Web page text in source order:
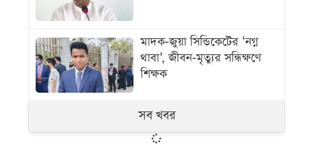
মাদক-জুয়া সিন্ডিকেটের ‘নগ্ন
থাবা’, জীবন-মৃত্যুর সন্ধিক্ষণে
শিক্ষক
সব খবর